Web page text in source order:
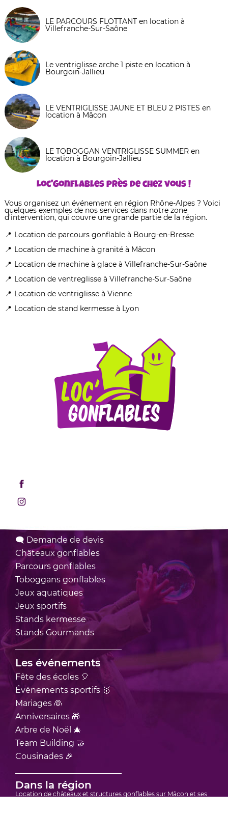
LE PARCOURS FLOTTANT en location à
Villefranche-Sur-Saône
Le ventriglisse arche 1 piste en location à
Bourgoin-Jallieu
LE VENTRIGLISSE JAUNE ET BLEU 2 PISTES en
location à Mâcon
LE TOBOGGAN VENTRIGLISSE SUMMER en
location à Bourgoin-Jallieu
Loc'Gonflables près de chez vous !
Vous organisez un événement en région Rhône-Alpes ? Voici
quelques exemples de nos services dans notre zone
d'intervention, qui couvre une grande partie de la région.
Location de parcours gonflable à Bourg-en-Bresse
Location de machine à granité à Mâcon
Location de machine à glace à Villefranche-Sur-Saône
Location de ventreglisse à Villefranche-Sur-Saône
Location de ventriglisse à Vienne
Location de stand kermesse à Lyon
🗨 Demande de devis
Châteauxgonflables
Parcours gonflables
Toboggans gonflables
Jeux aquatiques
Jeux sportifs
Stands kermesse
Stands Gourmands
Les événements
Fête des écoles 🎈
Événements sportifs 🥇
Mariages 👰
Anniversaires 🎁
Arbre de Noël 🎄
Team Building 🤝
Cousinades 🎉
Dans la région
Location de châteaux et structures gonflables sur Mâcon et ses